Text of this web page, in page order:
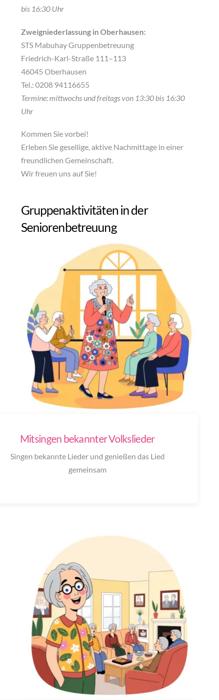
bis 16:30 Uhr
Zweigniederlassung in Oberhausen:
STS Mabuhay Gruppenbetreuung
Friedrich-Karl-Straße 111–113
46045 Oberhausen
Tel.: 0208 94116655
Termine: mittwochs und freitags von 13:30 bis 16:30
Uhr
Kommen Sie vorbei!
Erleben Sie gesellige, aktive Nachmittage in einer
freundlichen Gemeinschaft.
Wir freuen uns auf Sie!
Gruppenaktivitäten in der
Seniorenbetreuung
Mitsingen bekannter Volkslieder
Singen bekannte Lieder und genießen das Lied
gemeinsam